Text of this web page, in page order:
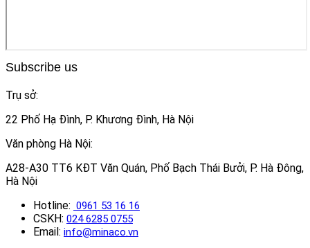
Subscribe us
Trụ sở:
22 Phố Hạ Đình, P. Khương Đình, Hà Nội
Văn phòng Hà Nội:
A28-A30 TT6 KĐT Văn Quán, Phố Bạch Thái Bưởi, P. Hà Đông,
Hà Nội
Hotline: 0961 53 16 16
CSKH: 024 6285 0755
Email: info@minaco.vn